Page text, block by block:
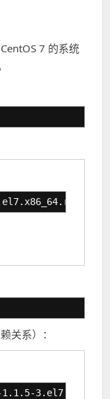
7 的系统
关系）：